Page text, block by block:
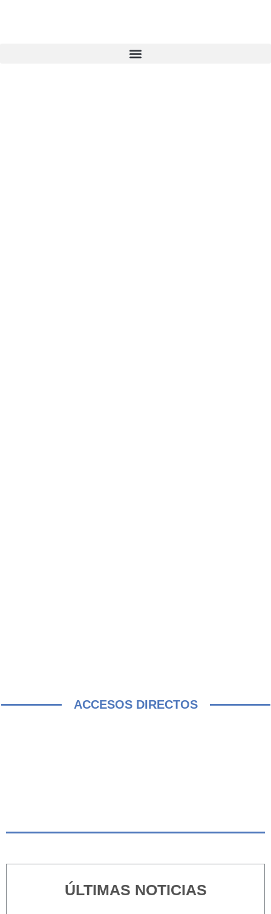
ACCESOS DIRECTOS
ÚLTIMAS NOTICIAS